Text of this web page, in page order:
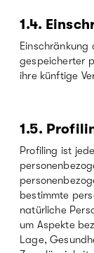
1.4.
Einschränkung
gespeicherter
ihre künftige
1.5.
Profiling ist
bestimmte
natürliche
um Aspekte
Lage,